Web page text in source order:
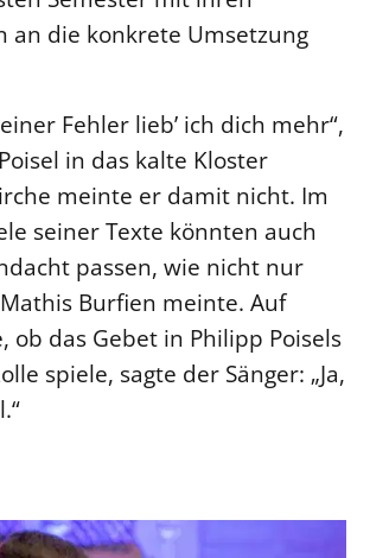
an die konkrete Umsetzung
Fehler lieb’ ich dich mehr“,
in das kalte Kloster
meinte er damit nicht. Im
seiner Texte könnten auch
passen, wie nicht nur
Burfien meinte. Auf
ob das Gebet in Philipp Poisels
spiele, sagte der Sänger: „Ja,